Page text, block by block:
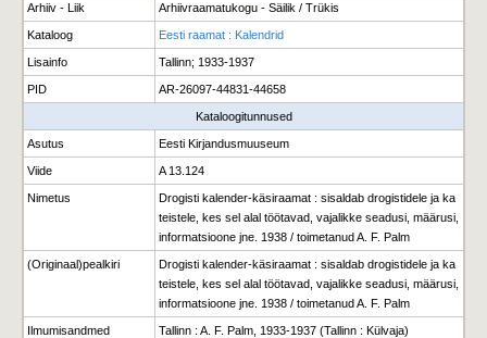
Arhiiv - Liik Arhiivraamatukogu - Säilik / Trükis
Kataloog Eesti raamat : Kalendrid
Lisainfo Tallinn; 1933-1937
PID AR-26097-44831-44658
Kataloogitunnused
Asutus Eesti Kirjandusmuuseum
Viide A 13.124
Nimetus
Drogisti kalender-käsiraamat : sisaldab drogistidele ja ka
teistele, kes sel alal töötavad, vajalikke seadusi, määrusi,
informatsioone jne. 1938 / toimetanud A. F. Palm
(Originaal)pealkiri
Drogisti kalender-käsiraamat : sisaldab drogistidele ja ka
teistele, kes sel alal töötavad, vajalikke seadusi, määrusi,
informatsioone jne. 1938 / toimetanud A. F. Palm
Ilmumisandmed Tallinn : A. F. Palm, 1933-1937 (Tallinn : Külvaja)